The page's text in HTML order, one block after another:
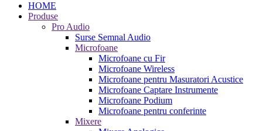
HOME
Produse
Pro Audio
Surse Semnal Audio
Microfoane
Microfoane cu Fir
Microfoane Wireless
Microfoane pentru Masuratori Acustice
Microfoane Captare Instrumente
Microfoane Podium
Microfoane pentru conferinte
Mixere